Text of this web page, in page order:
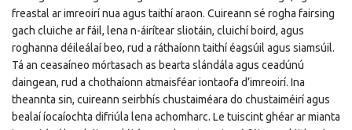
freastal ar imreoirí nua agus taithí araon. Cuireann sé rogha fairsing
gach cluiche ar fáil, lena n-áirítear sliotáin, cluichí boird, agus
roghanna déileálaí beo, rud a ráthaíonn taithí éagsúil agus siamsúil.
Tá an ceasaíneo mórtasach as bearta slándála agus ceadúnú
daingean, rud a chothaíonn atmaisféar iontaofa d’imreoirí. Ina
theannta sin, cuireann seirbhís chustaiméara do chustaiméirí agus
bealaí íocaíochta difriúla lena achomharc. Le tuiscint ghéar ar mianta